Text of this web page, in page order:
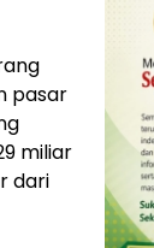
pasar
miliar
dari